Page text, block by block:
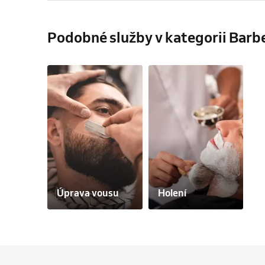
Podobné služby v kategorii
Úprava vousu Holení